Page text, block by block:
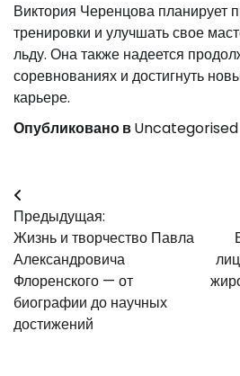
Виктория Черенцова планирует
тренировки и улучшать свое
льду. Она также надеется
соревнованиях и достигнуть
карьере.
Опубликовано вUncategorised
Навигация
по
записям
Предыдущая:
Жизнь и творчество Павла
Александровича
Флоренского — от
биографии до научных
достижений